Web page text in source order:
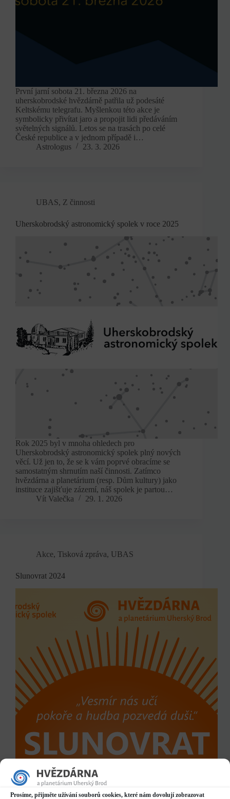
Prosíme, přijměte užívání souborů cookies, které nám dovolují zobrazovat
První jarní sobota 21. března 2026 na
uherskobrodské hvězdárně patřila už podesáté
Keltskému telegrafu. Myšlenkou této akce je
symbolicky přivítat jaro a propojit lidi předáváním
světelných signálů. Letos se na trasách po celé
České republice a v jednom případě i…
Astrologus
23. 3. 2026
UBAS, Z činnosti
Uherskobrodský astronomický spolek v roce 2025
Rok 2025 byl v mnoha ohledech pro
Uherskobrodský astronomický spolek plný nových
věcí. Už jen to, že se k vám poprvé obracíme se
samostatným shrnutím naší činnosti. Zatímco
hvězdárna a planetárium (resp. Dům kultury) jako
instituce zajišťuje zázemí, náš spolek je partou…
Vít Valečka
29. 1. 2026
Akce, Tisková zpráva, UBAS
Slunovrat 2024
Již poosmé jsme na naší hvězdárně oslavili jedno z